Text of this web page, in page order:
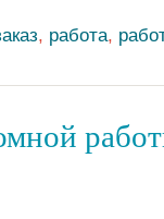
, работа,